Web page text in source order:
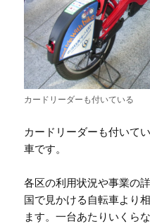
カードリーダーも付いている
カードリーダーも付いて
車です。
各区の利用状況や事業の
国で見かける自転車より
ます。一台あたりいくら